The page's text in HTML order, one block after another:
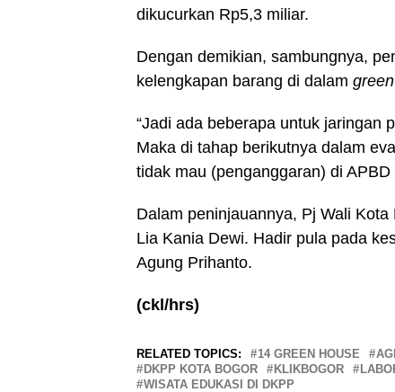
dikucurkan Rp5,3 miliar.
Dengan demikian, sambungnya,
kelengkapan barang di dalam
“Jadi ada beberapa untuk jaringan
Maka di tahap berikutnya dalam
tidak mau (penganggaran) di
Dalam peninjauannya, Pj Wali
Lia Kania Dewi. Hadir pula pada
Agung Prihanto.
(ckl/hrs)
RELATED TOPICS: 14 GREEN HOUSE
DKPP KOTA BOGOR
KLIKBOGOR
WISATA EDUKASI DI DKPP